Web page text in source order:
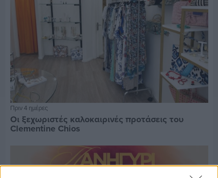
Πριν 4 ημέρες
Οι ξεχωριστές καλοκαιρινές προτάσεις του
Clementine Chios